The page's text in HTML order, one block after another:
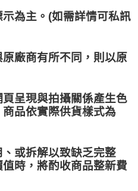
為主。(如需詳情可私訊
廠商有所不同，則以原
呈現與拍攝關係產生色
品依實際供貨樣式為
或拆解以致缺乏完整
時，將酌收商品整﻿新費